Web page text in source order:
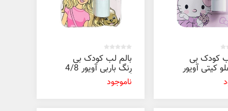
کودک بی
کیتی آویور
بالم لب کودک بی
رنگ باربی آویور 4/8
گرم
ناموجود